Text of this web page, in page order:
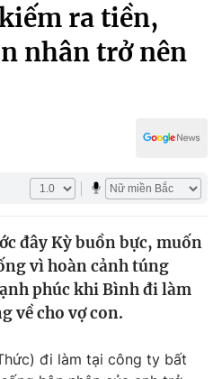
ra tiền,
nhân trở nên
đây Kỳ buồn bực, muốn
vì hoàn cảnh túng
phúc khi Bình đi làm
về cho vợ con.
đi làm tại công ty bất